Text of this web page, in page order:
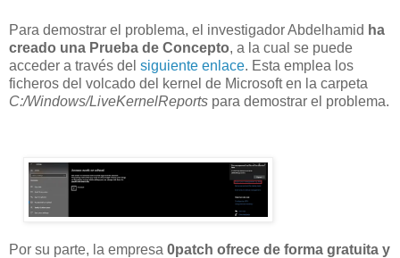
Para demostrar el problema, el investigador Abdelhamid ha
creado una Prueba de Concepto, a la cual se puede
acceder a través del siguiente enlace. Esta emplea los
ficheros del volcado del kernel de Microsoft en la carpeta
C:/Windows/LiveKernelReports para demostrar el problema.
Por su parte, la empresa 0patch ofrece de forma gratuita y